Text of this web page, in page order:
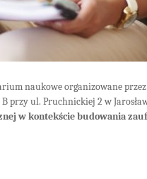
naukowe organizowane
przy ul. Pruchnickiej 2 w
w kontekście budowania